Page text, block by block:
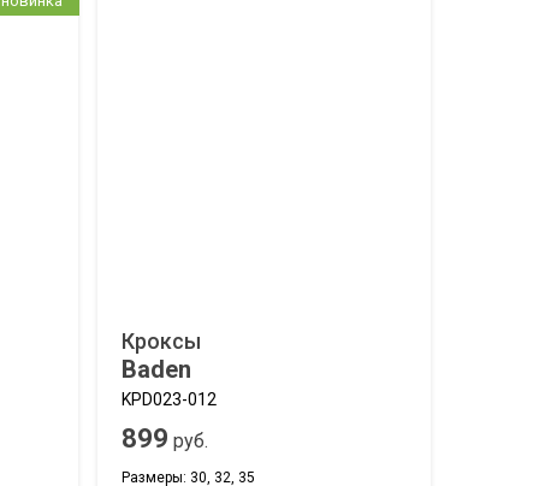
Кроксы
Baden
KPD023-012
899 руб.
Размеры: 30, 32, 35